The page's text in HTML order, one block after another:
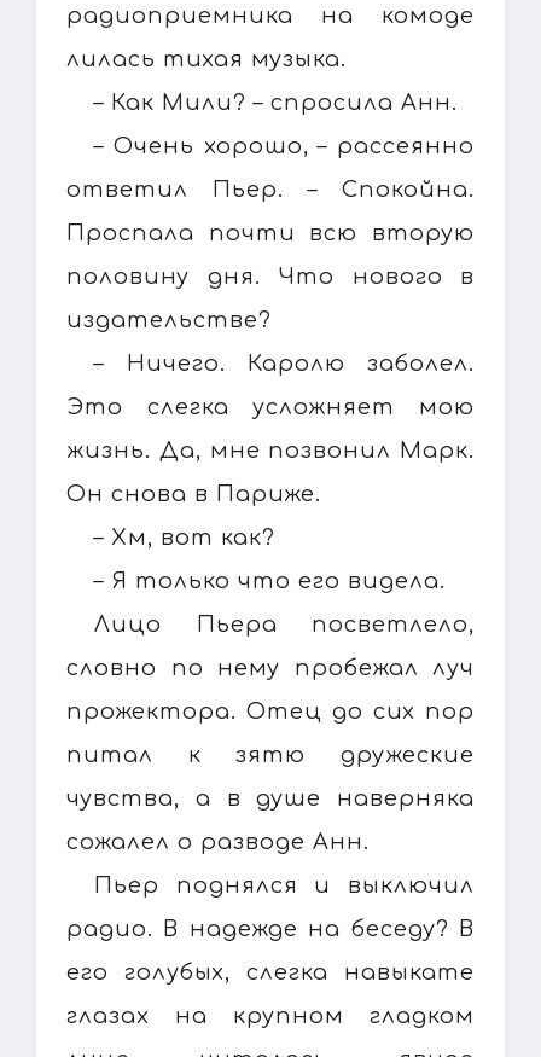
радиоприемника на комоде
лилась тихая музыка.
– Как Мили? – спросила Анн.
– Очень хорошо, – рассеянно
ответил Пьер. – Спокойна.
Проспала почти всю вторую
половину дня. Что нового в
издательстве?
– Ничего. Каролю заболел.
Это слегка усложняет мою
жизнь. Да, мне позвонил Марк.
Он снова в Париже.
– Хм, вот как?
– Я только что его видела.
Лицо Пьера посветлело,
словно по нему пробежал луч
прожектора. Отец до сих пор
питал к зятю дружеские
чувства, а в душе наверняка
сожалел о разводе Анн.
Пьер поднялся и выключил
радио. В надежде на беседу? В
его голубых, слегка навыкате
глазах на крупном гладком